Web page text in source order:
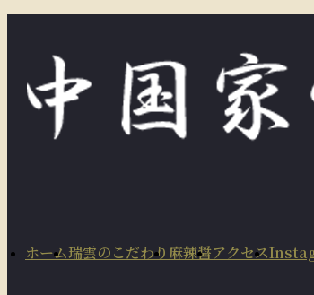
ホーム瑞雲のこだわり 麻辣醤アクセス